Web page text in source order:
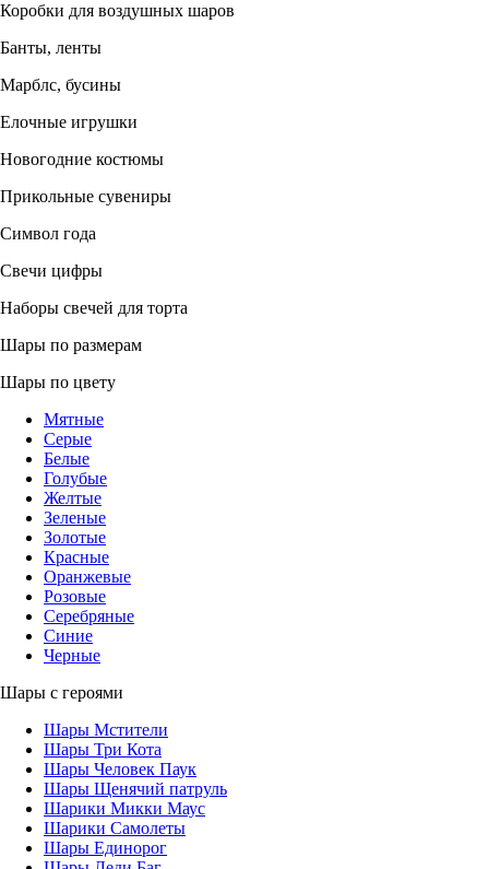
Коробки для воздушных шаров
Банты, ленты
Марблс, бусины
Елочные игрушки
Новогодние костюмы
Прикольные сувениры
Символ года
Свечи цифры
Наборы свечей для торта
Шары по размерам
Шары по цвету
Мятные
Серые
Белые
Голубые
Желтые
Зеленые
Золотые
Красные
Оранжевые
Розовые
Серебряные
Синие
Черные
Шары с героями
Шары Мстители
Шары Три Кота
Шары Человек Паук
Шары Щенячий патруль
Шарики Микки Маус
Шарики Самолеты
Шары Единорог